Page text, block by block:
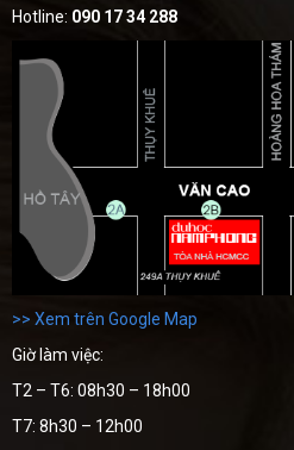
Hotline: 090 17 34 288
>> Xem trên Google Map
Giờ làm việc:
T2 – T6: 08h30 – 18h00
T7: 8h30 – 12h00